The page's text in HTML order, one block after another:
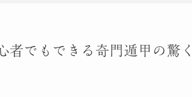
でもできる奇門遁甲の驚く